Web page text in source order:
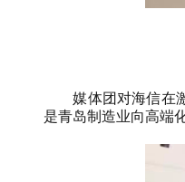
媒体团对海信在激
是青岛制造业向高端